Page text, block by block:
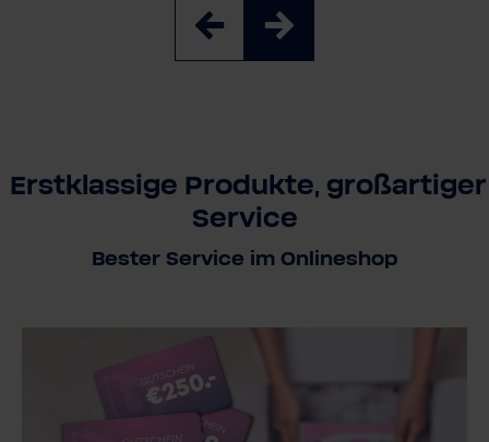
Erstklassige Produkte, großartiger
Service
Bester Service im Onlineshop